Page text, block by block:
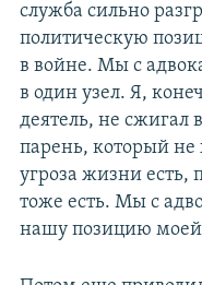
служба сильно
политическую
в войне. Мы с
в один узел. Я,
деятель, не
парень, который не
угроза жизни есть,
тоже есть. Мы с
нашу позицию